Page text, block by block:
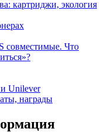
картриджи, экология
совместимые. Что
Unilever
награды